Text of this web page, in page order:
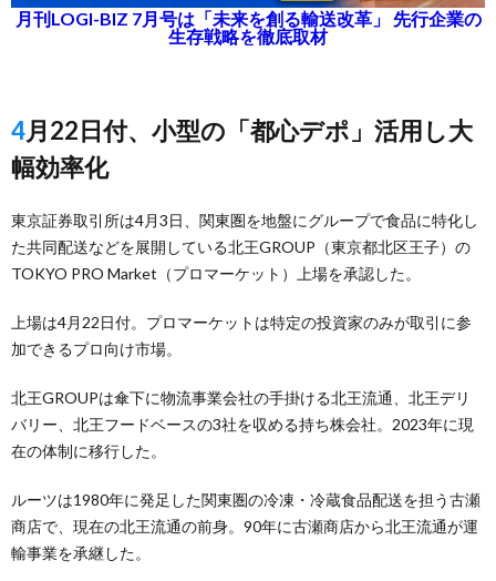
月刊LOGI-BIZ 7月号は「未来を創る輸送改革」 先行企業の
生存戦略を徹底取材
4月22日付、小型の「都心デポ」活用し大
幅効率化
東京証券取引所は4月3日、関東圏を地盤にグループで食品に特化し
た共同配送などを展開している北王GROUP（東京都北区王子）の
TOKYO PRO Market（プロマーケット）上場を承認した。
上場は4月22日付。プロマーケットは特定の投資家のみが取引に参
加できるプロ向け市場。
北王GROUPは傘下に物流事業会社の手掛ける北王流通、北王デリ
バリー、北王フードベースの3社を収める持ち株会社。2023年に現
在の体制に移行した。
ルーツは1980年に発足した関東圏の冷凍・冷蔵食品配送を担う古瀬
商店で、現在の北王流通の前身。90年に古瀬商店から北王流通が運
輸事業を承継した。